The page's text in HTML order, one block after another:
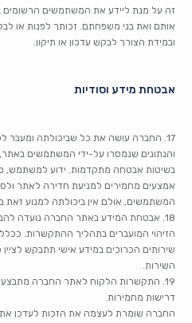
זה על מנת ליידע את המשתמשים הרשומים
אותם ואת בני משפחתם. זכותך לפנות או
ובמידת הצורך לבקש עדכון או תיקון.
אבטחת מידע וסודיות
17. החברה עושה את כל שביכולתה ומעבר
והנתונים שנמסרו על-ידי המשתמשים
בשיטות אבטחה מתקדמות. ידוע למשתמש,
אמצעים מחמירים למניעת חדירה לאתר
המשתמשים, אולם אין ביכולתה למנוע זאת
18. אבטחת המידע באתר החברה נועדה
הזיהוי המועברים בתהליך ההתקשרות.
שירותים הכרוכים במידע אישי תתבקש לציין
השירות.
19. התקשרות הלקוח לאתר החברה
דרישות מחמירות.
החברה שומרת לעצמה את הזכות לעדכן